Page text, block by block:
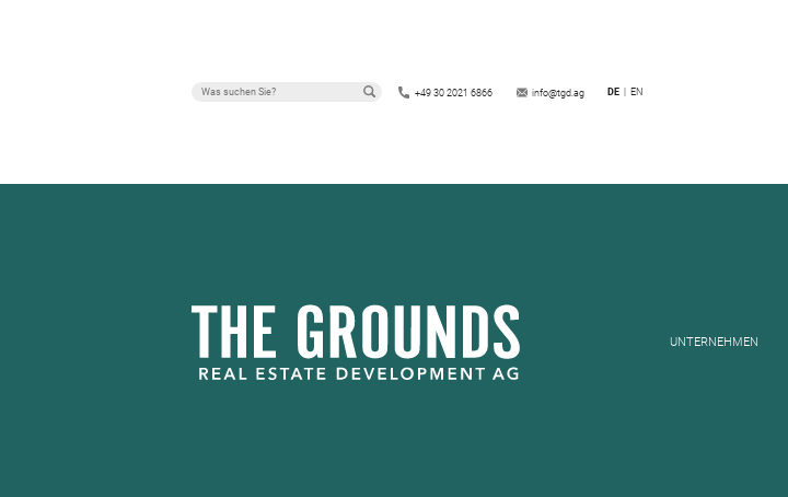
+49 30 2021 6866 info@tgd.ag DE EN
UNTERNEHMEN